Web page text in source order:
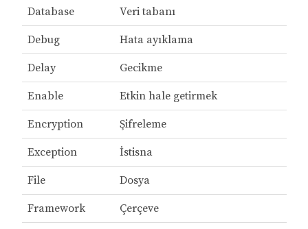
Database Veri tabanı
Debug Hata ayıklama
Delay Gecikme
Enable Etkin hale getirmek
Encryption Şifreleme
Exception İstisna
File Dosya
Framework Çerçeve